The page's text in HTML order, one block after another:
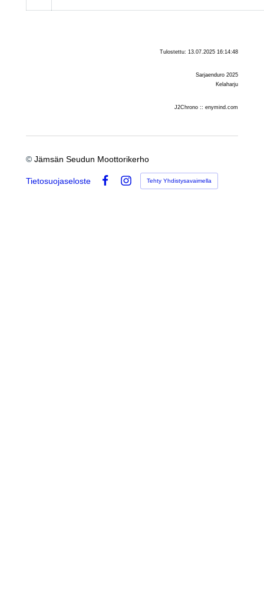
Tulostettu: 13.07.2025 16:14:48
Sarjaenduro 2025
Kelaharju
J2Chrono :: enymind.com
©Jämsän Seudun Moottorikerho
Tietosuojaseloste
Instagram
Tehty Yhdistysavaimella